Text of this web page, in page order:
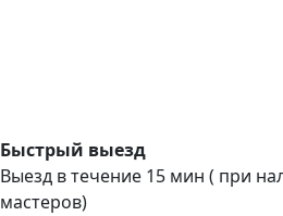
Быстрый выезд
Выезд в течение 15 мин ( при
мастеров)